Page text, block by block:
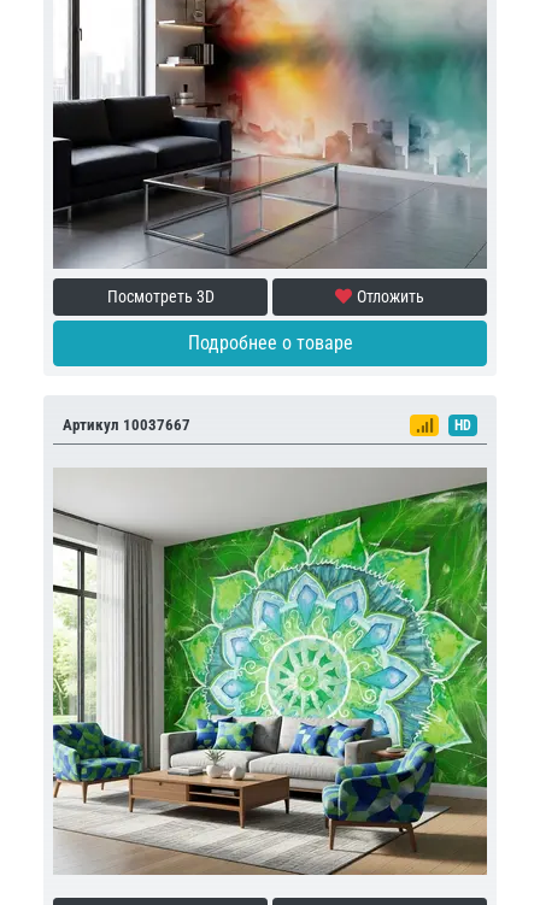
Посмотреть 3D Отложить
Подробнее о товаре
Артикул 10037667 HD